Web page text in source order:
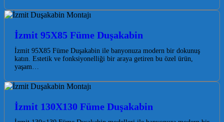
İzmit 95X85 Füme Duşakabin
İzmit 95X85 Füme Duşakabin ile banyonuza modern bir dokunuş
katın. Estetik ve fonksiyonelliği bir araya getiren bu özel ürün,
yaşam…
İzmit 130X130 Füme Duşakabin